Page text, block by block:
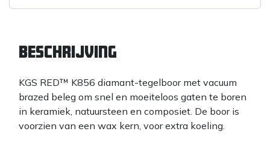
Beschrijving
KGS RED™ K856 diamant-tegelboor met vacuum
brazed beleg om snel en moeiteloos gaten te boren
in keramiek, natuursteen en composiet. De boor is
voorzien van een wax kern, voor extra koeling.